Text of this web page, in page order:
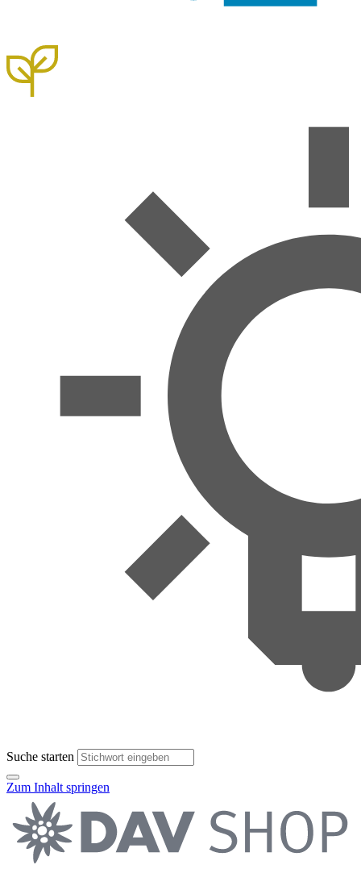
Suche starten
Zum Inhalt springen